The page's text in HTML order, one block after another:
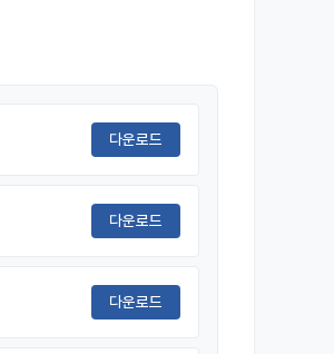
다운로드
다운로드
다운로드